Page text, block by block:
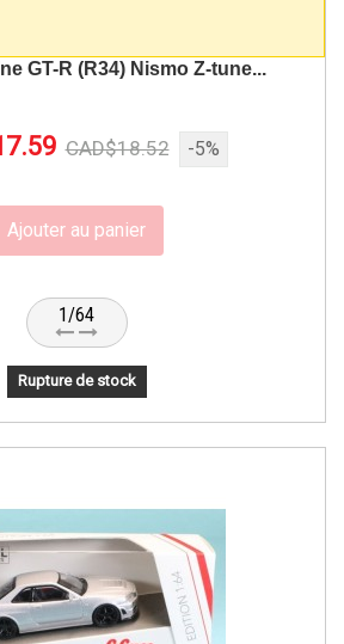
GT-R (R34) Nismo Z-tune...
CAD$18.52 -5%
Ajouter au panier
1/64
Rupture de stock